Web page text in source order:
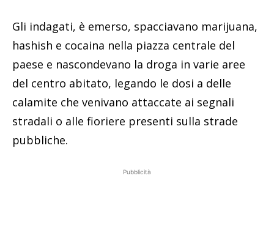
Gli indagati, è emerso, spacciavano marijuana,
hashish e cocaina nella piazza centrale del
paese e nascondevano la droga in varie aree
del centro abitato, legando le dosi a delle
calamite che venivano attaccate ai segnali
stradali o alle fioriere presenti sulla strade
pubbliche.
Pubblicità